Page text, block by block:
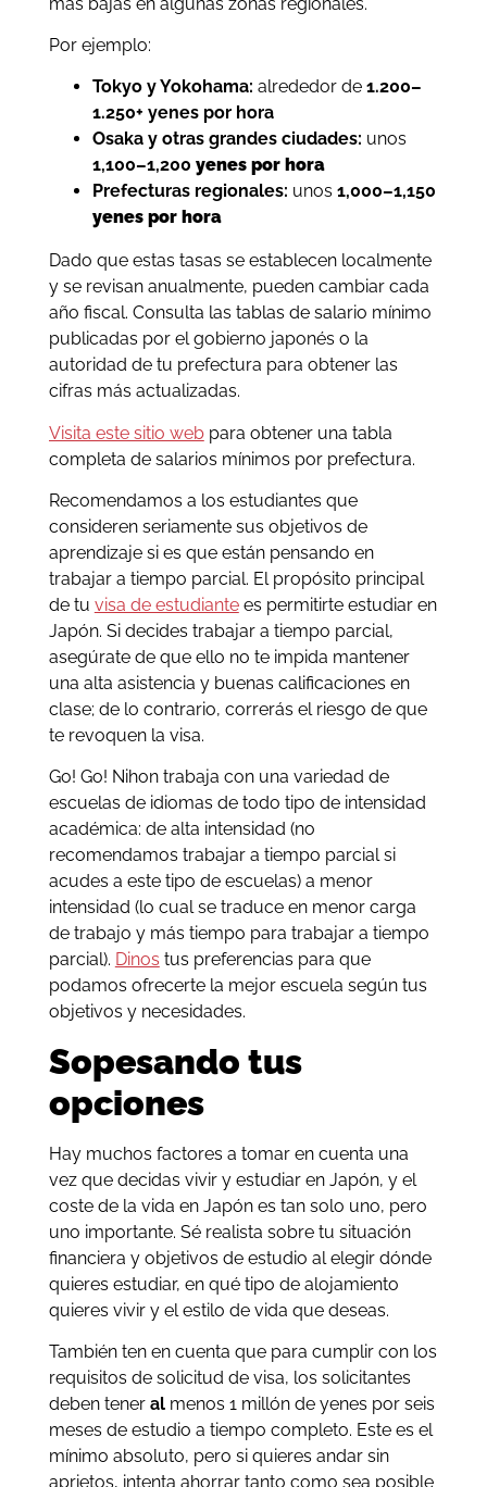
Por ejemplo:
Tokyo y Yokohama: alrededor de 1.200–
1.250+ yenes por hora
Osaka y otras grandes ciudades: unos
1,100–1,200 yenes por hora
Prefecturas regionales: unos 1,000–1,150
yenes por hora
Dado que estas tasas se establecen localmente
y se revisan anualmente, pueden cambiar cada
año fiscal. Consulta las tablas de salario mínimo
publicadas por el gobierno japonés o la
autoridad de tu prefectura para obtener las
cifras más actualizadas.
Visita este sitio webpara obtener una tabla
completa de salarios mínimos por prefectura.
Recomendamos a los estudiantes que
consideren seriamente sus objetivos de
aprendizaje si es que están pensando en
trabajar a tiempo parcial. El propósito principal
de tu visa de estudiantees permitirte estudiar en
Japón. Si decides trabajar a tiempo parcial,
asegúrate de que ello no te impida mantener
una alta asistencia y buenas calificaciones en
clase; de lo contrario, correrás el riesgo de que
te revoquen la visa.
Go! Go! Nihon trabaja con una variedad de
escuelas de idiomas de todo tipo de intensidad
académica: de alta intensidad (no
recomendamos trabajar a tiempo parcial si
acudes a este tipo de escuelas) a menor
intensidad (lo cual se traduce en menor carga
de trabajo y más tiempo para trabajar a tiempo
parcial). Dinos tus preferencias para que
podamos ofrecerte la mejor escuela según tus
objetivos y necesidades.
Sopesando tus
opciones
Hay muchos factores a tomar en cuenta una
vez que decidas vivir y estudiar en Japón, y el
coste de la vida en Japón es tan solo uno, pero
uno importante. Sé realista sobre tu situación
financiera y objetivos de estudio al elegir dónde
quieres estudiar, en qué tipo de alojamiento
quieres vivir y el estilo de vida que deseas.
También ten en cuenta que para cumplir con los
requisitos de solicitud de visa, los solicitantes
deben teneralmenos 1 millón de yenes por seis
meses de estudio a tiempo completo. Este es el
mínimo absoluto, pero si quieres andar sin
aprietos, intenta ahorrar tanto como sea posible